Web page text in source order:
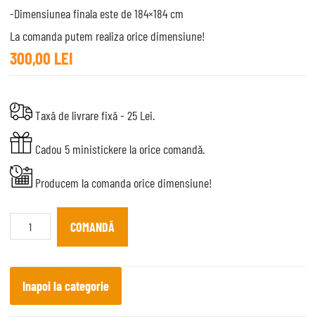
-Dimensiunea finala este de 184×184 cm
La comanda putem realiza orice dimensiune!
300,00 LEI
Taxă de livrare fixă - 25 Lei.
Cadou 5 ministickere la orice comandă.
Producem la comanda orice dimensiune!
Sticker
Curcubeu
COMANDĂ
Inapoi la categorie